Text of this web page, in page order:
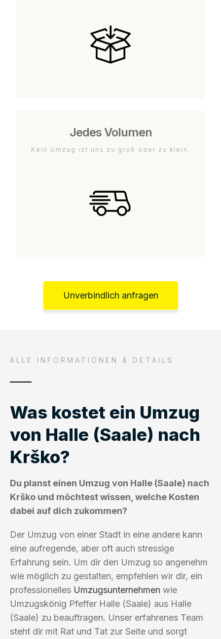
Jedes Volumen
Kein Umzug ist uns zu groß oder zu klein.
Unverbindlich anfragen
ALLE INFORMATIONEN & DETAILS
Was kostet ein Umzug
von Halle (Saale) nach
Krško?
Du planst einen Umzug von Halle (Saale) nach
Krško und möchtest wissen, welche Kosten
dabei auf dich zukommen?
Der Umzug von einer Stadt in eine andere kann
eine aufregende, aber oft auch stressige
Erfahrung sein. Um dir den Umzug so angenehm
wie möglich zu gestalten, empfehlen wir dir, ein
professionelles Umzugsunternehmen wie
Umzugskönig Pfeffer Halle (Saale) aus Halle
(Saale) zu beauftragen. Unser erfahrenes Team
steht dir mit Rat und Tat zur Seite und sorgt